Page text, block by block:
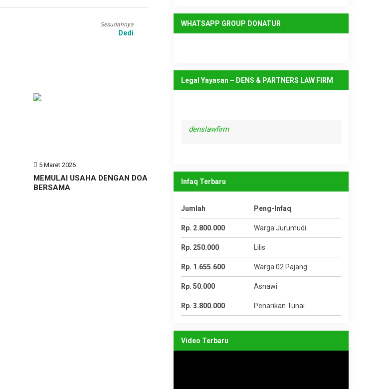
Sesudahnya
Dedi
5 Maret 2026
MEMULAI USAHA DENGAN DOA
BERSAMA
WHATSAPP GROUP DONATUR
Legal Yayasan – DENS & PARTNERS LAW FIRM
denslawfirm
Infaq Terbaru
Jumlah Peng-Infaq
Rp. 2.800.000 Warga Jurumudi
Rp. 250.000 Lilis
Rp. 1.655.600 Warga 02 Pajang
Rp. 50.000 Asnawi
Rp. 3.800.000 Penarikan Tunai
Video Terbaru